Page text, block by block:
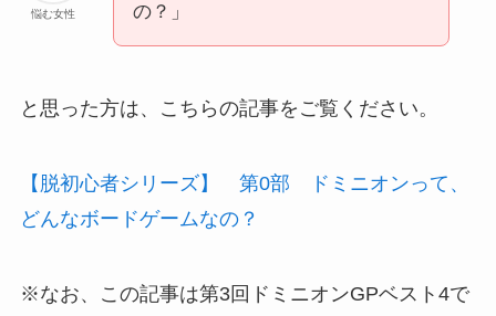
悩む女性
の？」
と思った方は、こちらの記事をご覧ください。
【脱初心者シリーズ】 第0部 ドミニオンって、
どんなボードゲームなの？
※なお、この記事は第3回ドミニオンGPベスト4で